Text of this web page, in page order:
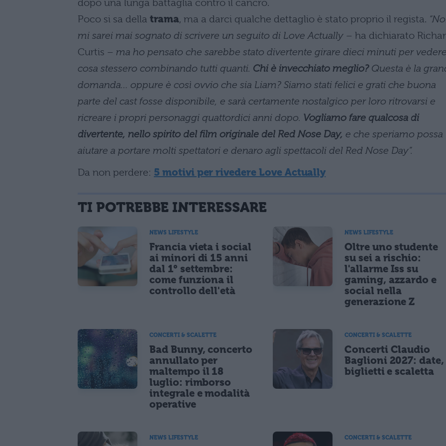
dopo una lunga battaglia contro il cancro.
Poco si sa della trama, ma a darci qualche dettaglio è stato proprio il regista.
mi sarei mai sognato di scrivere un seguito di Love Actually – ha dichiarato
Curtis – ma ho pensato che sarebbe stato divertente girare dieci minuti per
cosa stessero combinando tutti quanti. Chi è invecchiato meglio? Questa è la
domanda… oppure è così ovvio che sia Liam? Siamo stati felici e grati che buona
parte del cast fosse disponibile, e sarà certamente nostalgico per loro ritrovarsi e
ricreare i propri personaggi quattordici anni dopo. Vogliamo fare qualcosa di
divertente, nello spirito del film originale del Red Nose Day, e che speriamo possa
aiutare a portare molti spettatori e denaro agli spettacoli del Red Nose Day”.
Da non perdere: 5 motivi per rivedere Love Actually
TI POTREBBE INTERESSARE
NEWS LIFESTYLE
Francia vieta i social
ai minori di 15 anni
dal 1° settembre:
come funziona il
controllo dell'età
NEWS LIFESTYLE
Oltre uno studente
su sei a rischio:
l'allarme Iss su
gaming, azzardo e
social nella
generazione Z
CONCERTI & SCALETTE
Bad Bunny, concerto
annullato per
maltempo il 18
luglio: rimborso
integrale e modalità
operative
CONCERTI & SCALETTE
Concerti Claudio
Baglioni 2027: date,
biglietti e scaletta
NEWS LIFESTYLE CONCERTI & SCALETTE